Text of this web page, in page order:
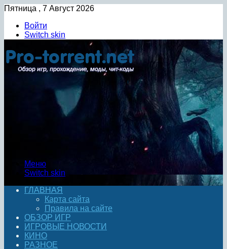
Пятница , 7 Август 2026
Войти
Switch skin
Меню
Switch skin
ГЛАВНАЯ
Карта сайта
Правила на сайте
ОБЗОР ИГР
ИГРОВЫЕ НОВОСТИ
КИНО
РАЗНОЕ